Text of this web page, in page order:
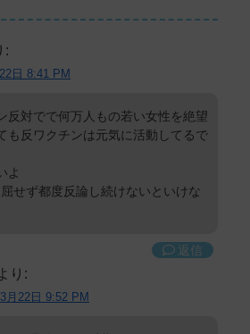
:
日 8:41 PM
反対でで何万人もの若い女性を絶望
も反ワクチンは元気に活動してるで
よ
せず都度反論し続けないといけな
返信
り:
月22日 9:52 PM